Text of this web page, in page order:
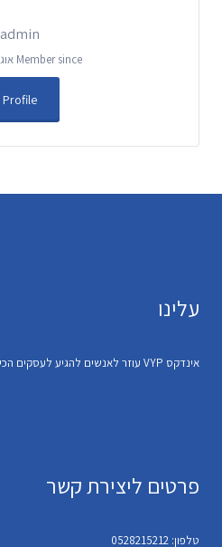
admin
Member since אוגוסט 2021
Profile
עלינו
אינדקס VYP עוזר לאנשים להגיע לעסקים הכי מומלצים באזור שלהם
פרטים ליצירת קשר
טלפון: 0528215212